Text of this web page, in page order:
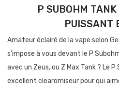
P SUBOHM
PUISSANT
Amateur éclairé de la vape selon
s’impose à vous devant le P
avec un Zeus, ou Z Max Tank ? Le
excellent clearomiseur pour qui